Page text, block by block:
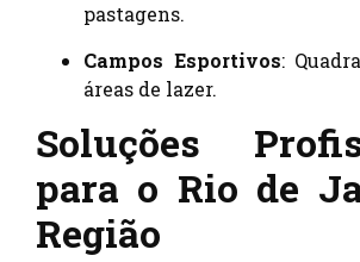
pastagens.
Campos Esportivos:
áreas de lazer.
Soluções
para o Rio de
Região